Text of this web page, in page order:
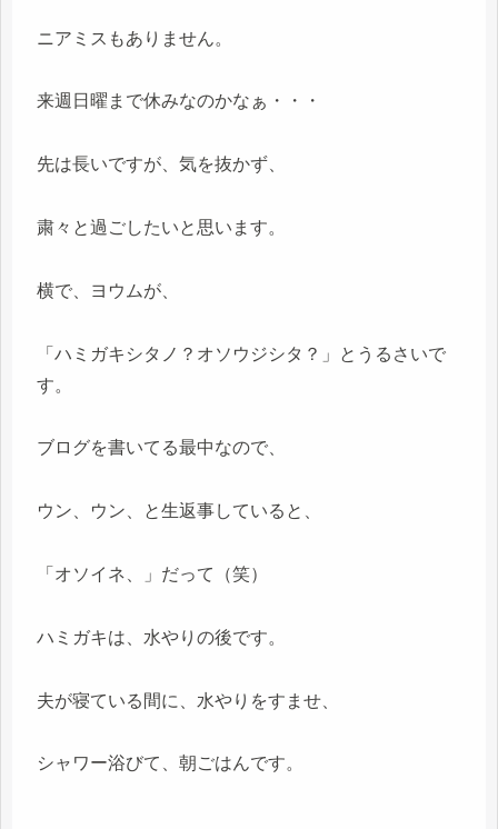
ニアミスもありません。
来週日曜まで休みなのかなぁ・・・
先は長いですが、気を抜かず、
粛々と過ごしたいと思います。
横で、ヨウムが、
「ハミガキシタノ？オソウジシタ？」とうるさいで
す。
ブログを書いてる最中なので、
ウン、ウン、と生返事していると、
「オソイネ、」だって（笑）
ハミガキは、水やりの後です。
夫が寝ている間に、水やりをすませ、
シャワー浴びて、朝ごはんです。